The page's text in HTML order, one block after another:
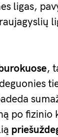
ligas,
,
po